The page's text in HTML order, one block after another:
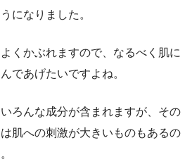
になりました。
くかぶれますので、なるべく肌に
であげたいですよね。
ろんな成分が含まれますが、その
は肌への刺激が大きいものもあるの